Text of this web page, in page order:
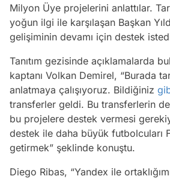
Milyon Üye projelerini anlattılar.
yoğun ilgi ile karşılaşan Başkan
gelişiminin devamı için destek
Tanıtım gezisinde açıklamalarda
kaptanı Volkan Demirel, “Burada
anlatmaya çalışıyoruz. Bildiğiniz
transferler geldi. Bu transferlerin
bu projelere destek vermesi
destek ile daha büyük futbolcuları
getirmek” şeklinde konuştu.
Diego Ribas, “Yandex ile